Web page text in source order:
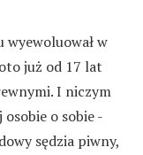
wyewoluował w
już od 17 lat
I niczym
o sobie -
sędzia piwny,